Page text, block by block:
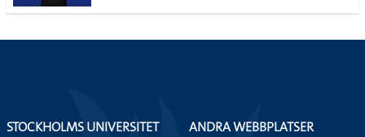
STOCKHOLMS UNIVERSITET
ANDRA WEBBPLATSER